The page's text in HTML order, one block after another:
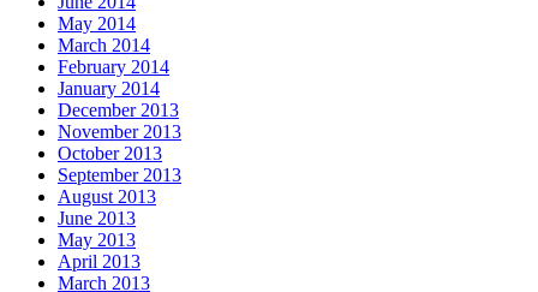
May 2014
March 2014
February 2014
January 2014
December 2013
November 2013
October 2013
September 2013
August 2013
June 2013
May 2013
April 2013
March 2013